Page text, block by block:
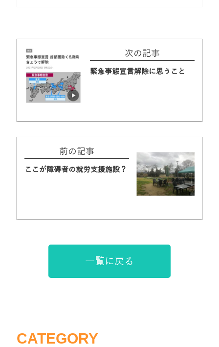
次の記事
緊急事態宣言解除に思うこと
前の記事
ここが障碍者の就労支援施設？
一覧に戻る
CATEGORY